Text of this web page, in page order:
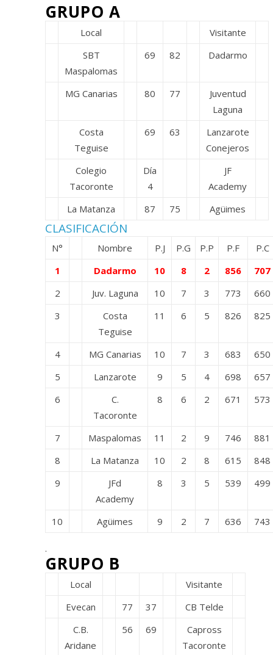
GRUPO A
Local
Visitante
SBT
Maspalomas
69 82 Dadarmo
MG Canarias 80 77
Juventud
Laguna
Costa
Teguise
69 63
Lanzarote
Conejeros
Colegio
Tacoronte
Día
4
JF
Academy
La Matanza
87 75 Agüimes
CLASIFICACIÓN
N° Nombre P.J P.G P.P P.F
P.C
1
Dadarmo 10 8 2 856
707
2
Juv. Laguna 10 7 3 773
660
3
Costa
Teguise
11 6 5 826 825
4 MG Canarias 10 7 3 683
650
5
Lanzarote 9 5 4 698
657
6
C.
Tacoronte
8 6 2 671 573
7 Maspalomas 11 2 9 746
881
8
La Matanza 10 2 8 615
848
9
JFd
Academy
8 3 5 539 499
10 Agüimes 9 2 7 636 743
.
GRUPO B
Local
Visitante
Evecan
77 37
CB Telde
C.B.
Aridane
56 69
Capross
Tacoronte